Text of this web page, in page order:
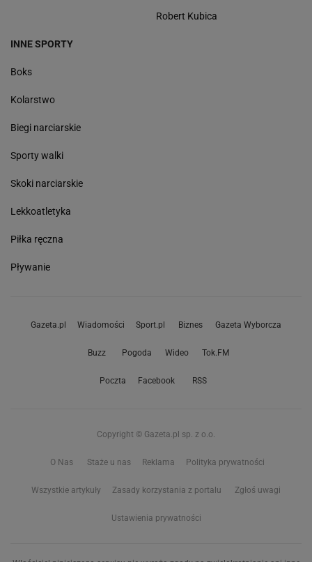
Robert Kubica
INNE SPORTY
Boks
Kolarstwo
Biegi narciarskie
Sporty walki
Skoki narciarskie
Lekkoatletyka
Piłka ręczna
Pływanie
Gazeta.pl Wiadomości Sport.pl Biznes Gazeta Wyborcza
Buzz Pogoda Wideo Tok.FM
Poczta Facebook RSS
Copyright © Gazeta.pl sp. z o.o.
O Nas Staże u nas Reklama Polityka prywatności
Wszystkie artykuły Zasady korzystania z portalu Zgłoś uwagi
Ustawienia prywatności